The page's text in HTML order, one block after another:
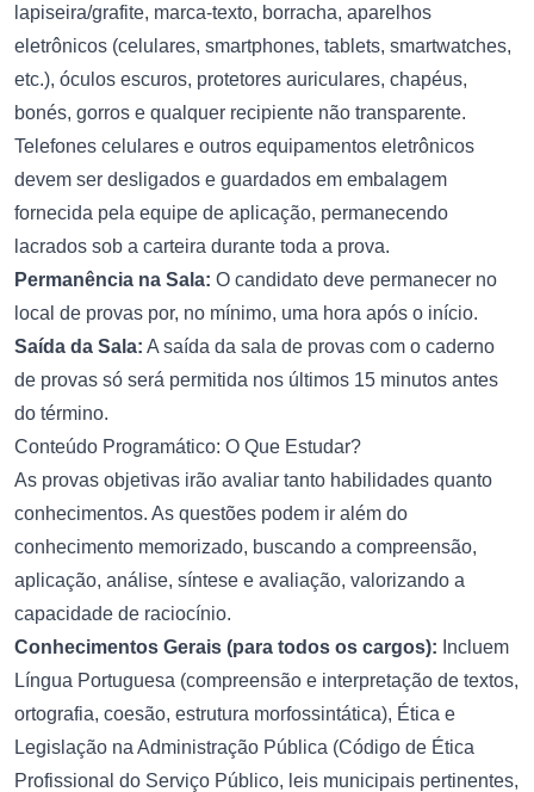
lapiseira/grafite, marca-texto, borracha, aparelhos
eletrônicos (celulares, smartphones, tablets, smartwatches,
etc.), óculos escuros, protetores auriculares, chapéus,
bonés, gorros e qualquer recipiente não transparente.
Telefones celulares e outros equipamentos eletrônicos
devem ser desligados e guardados em embalagem
fornecida pela equipe de aplicação, permanecendo
lacrados sob a carteira durante toda a prova.
Permanência na Sala: O candidato deve permanecer no
local de provas por, no mínimo, uma hora após o início.
Saída da Sala: A saída da sala de provas com o caderno
de provas só será permitida nos últimos 15 minutos antes
do término.
Conteúdo Programático: O Que Estudar?
As provas objetivas irão avaliar tanto habilidades quanto
conhecimentos. As questões podem ir além do
conhecimento memorizado, buscando a compreensão,
aplicação, análise, síntese e avaliação, valorizando a
capacidade de raciocínio.
Conhecimentos Gerais (para todos os cargos): Incluem
Língua Portuguesa (compreensão e interpretação de textos,
ortografia, coesão, estrutura morfossintática), Ética e
Legislação na Administração Pública (Código de Ética
Profissional do Serviço Público, leis municipais pertinentes,